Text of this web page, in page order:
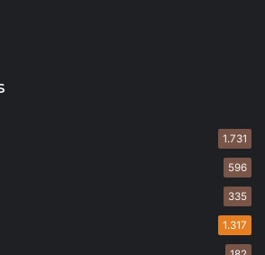
1.731
596
335
1.317